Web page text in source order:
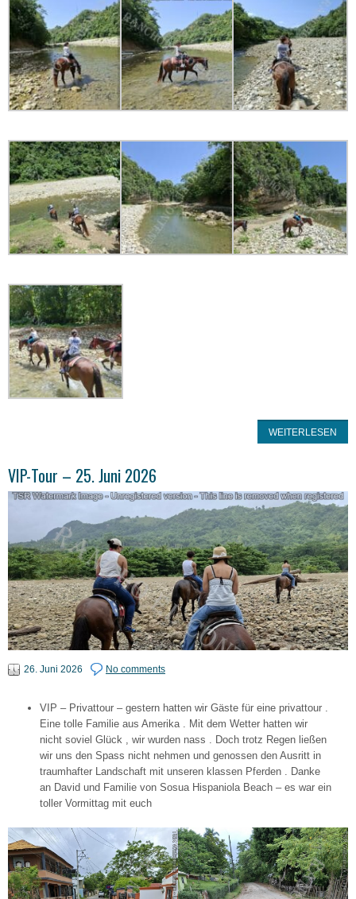
WEITERLESEN
VIP-Tour – 25. Juni 2026
26. Juni 2026 No comments
VIP – Privattour – gestern hatten wir Gäste für eine privattour .
Eine tolle Familie aus Amerika . Mit dem Wetter hatten wir
nicht soviel Glück , wir wurden nass . Doch trotz Regen ließen
wir uns den Spass nicht nehmen und genossen den Ausritt in
traumhafter Landschaft mit unseren klassen Pferden . Danke
an David und Familie von Sosua Hispaniola Beach – es war ein
toller Vormittag mit euch